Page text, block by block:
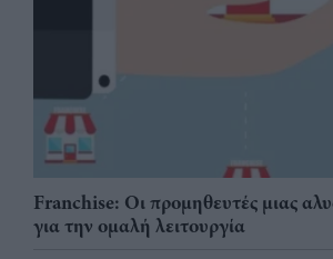
Franchise: Οι προμηθευτές μιας
για την ομαλή λειτουργία